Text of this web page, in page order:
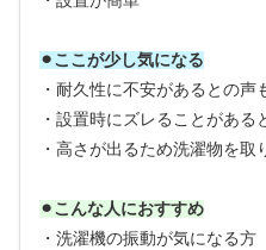
⚫︎ここが少し気になる
・耐久性に不安があるとの声
・設置時にズレることがある
・高さが出るため洗濯物を
⚫︎こんな人におすすめ
・洗濯機の振動が気になる方